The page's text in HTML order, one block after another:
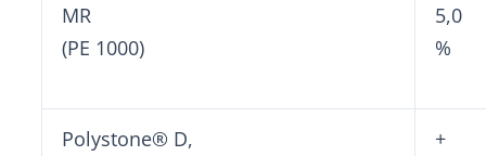
MR
(PE 1000)
5,0
%
Polystone® D,
+